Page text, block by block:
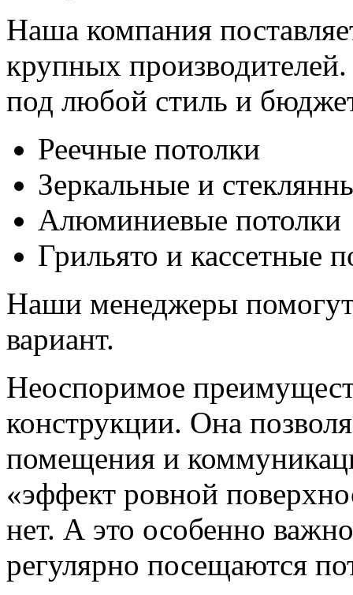
Наша компания
крупных
под любой стиль и
Реечные потолки
Зеркальные и
Алюминиевые потолки
Грильято и кассетные
Наши менеджеры
вариант.
Неоспоримое
конструкции. Она
помещения и
«эффект ровной
нет. А это особенно
регулярно посещаются